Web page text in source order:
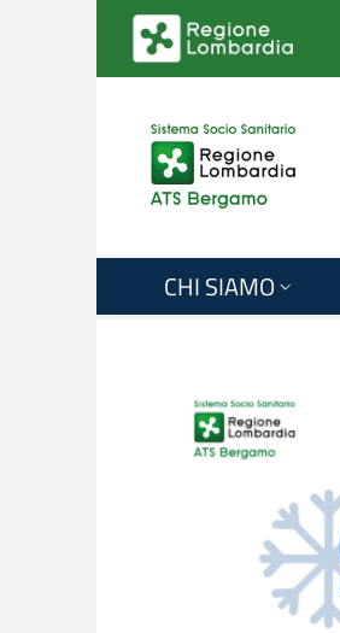
Salta al contenuto principale
CHI SIAMO